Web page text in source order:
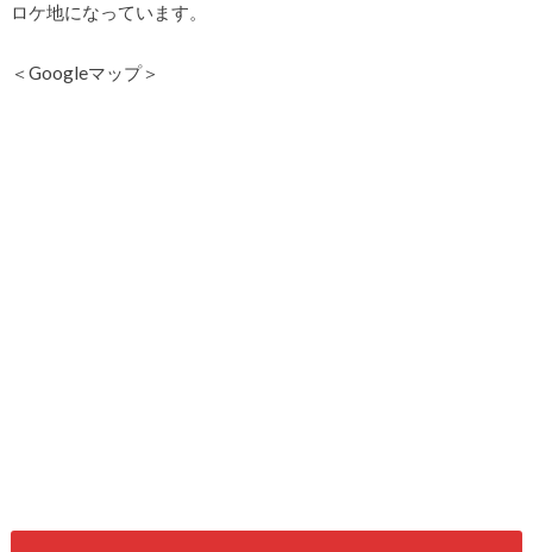
ロケ地になっています。
＜Googleマップ＞